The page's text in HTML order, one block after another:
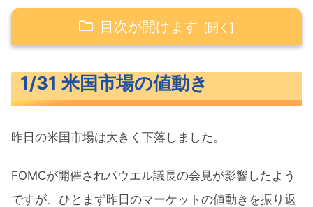
目次が開けます
米主要3指数の値動き
S&P500ヒートマップ
セクター別パフォーマンス
S&P500チャート分析
1/31 米国市場の値動き
昨日の米国市場は大きく下落しました。
FOMCが開催されパウエル議長の会見が影響したよう
ですが、ひとまず昨日のマーケットの値動きを振り返